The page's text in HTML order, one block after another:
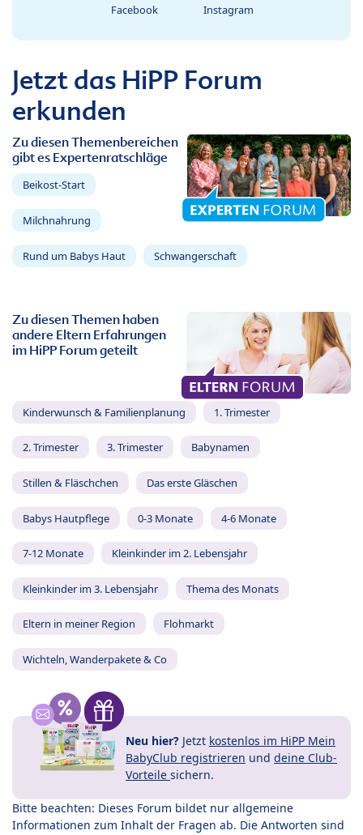
Facebook Instagram
Jetzt das HiPP Forum
erkunden
Zu diesen Themenbereichen
gibt es Expertenratschläge
Beikost-Start
Milchnahrung
Rund um Babys Haut Schwangerschaft
Zu diesen Themen haben
andere Eltern Erfahrungen
im HiPP Forum geteilt
Kinderwunsch & Familienplanung 1. Trimester
2. Trimester 3. Trimester Babynamen
Stillen & Fläschchen Das erste Gläschen
Babys Hautpflege 0-3 Monate 4-6 Monate
7-12 Monate Kleinkinder im 2. Lebensjahr
Kleinkinder im 3. Lebensjahr Thema des Monats
Eltern in meiner Region Flohmarkt
Wichteln, Wanderpakete & Co
Neu hier? Jetzt kostenlos im HiPP Mein
BabyClub registrieren und deine Club-
Vorteile sichern.
Bitte beachten: Dieses Forum bildet nur allgemeine
Informationen zum Inhalt der Fragen ab. Die Antworten sind